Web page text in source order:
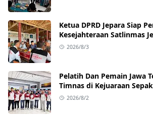
Ketua DPRD Jepara Siap
Kesejahteraan Satlinmas
2026/8/3
Pelatih Dan Pemain Jawa
Timnas di Kejuaraan
Internasional
2026/8/2